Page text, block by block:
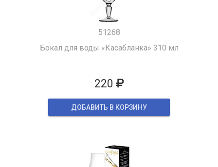
51268
Бокал для воды «Касабланка» 310 мл
220
ДОБАВИТЬ В КОРЗИНУ